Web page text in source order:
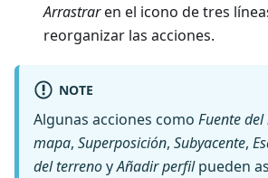
Arrastraren el icono de tres
reorganizar las acciones.
NOTE
Algunas acciones como Fuente
mapa, Superposición, Subyacente,
del terrenoyAñadir perfilpueden